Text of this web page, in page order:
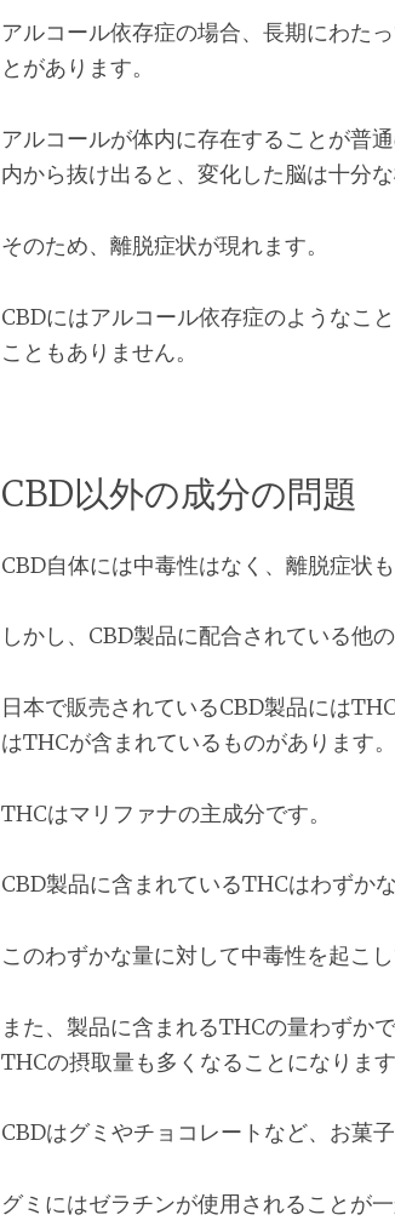
アルコール依存症の場合、長期にわた
とがあります。
アルコールが体内に存在することが普
内から抜け出ると、変化した脳は十分
そのため、離脱症状が現れます。
CBDにはアルコール依存症のようなこ
こともありません。
CBD以外の成分の問題
CBD自体には中毒性はなく、離脱症状も
しかし、CBD製品に配合されている他
日本で販売されているCBD製品には
はTHCが含まれているものがあります。
THCはマリファナの主成分です。
CBD製品に含まれているTHCはわずか
このわずかな量に対して中毒性を起こ
また、製品に含まれるTHCの量わずか
THCの摂取量も多くなることになります
CBDはグミやチョコレートなど、お菓
グミにはゼラチンが使用されることが一